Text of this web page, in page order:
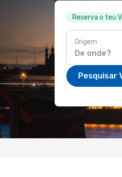
Reserva o teu
Origem
Pesquisar